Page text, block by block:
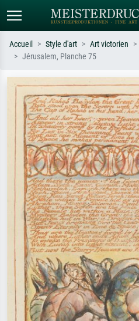
Recherchez par artiste, titre ou style –
ex. Monet, Nuit étoilée,
impressionnisme, vague de Hokusai,
nu.
Accueil Style d'art Art victorien
Jérusalem, Planche 75